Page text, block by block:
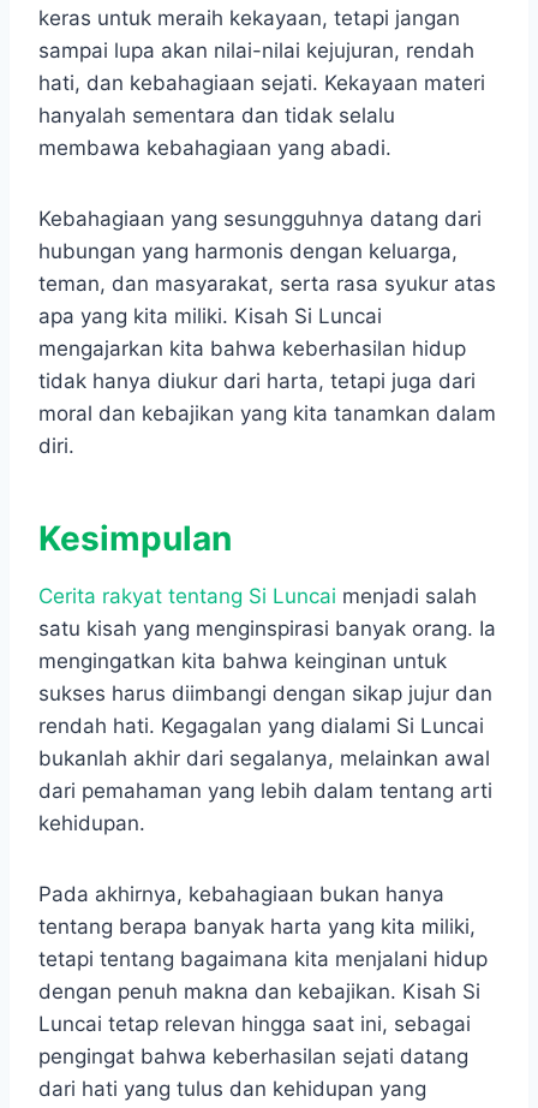
keras untuk meraih kekayaan, tetapi jangan
sampai lupa akan nilai-nilai kejujuran, rendah
hati, dan kebahagiaan sejati. Kekayaan materi
hanyalah sementara dan tidak selalu
membawa kebahagiaan yang abadi.
Kebahagiaan yang sesungguhnya datang dari
hubungan yang harmonis dengan keluarga,
teman, dan masyarakat, serta rasa syukur atas
apa yang kita miliki. Kisah Si Luncai
mengajarkan kita bahwa keberhasilan hidup
tidak hanya diukur dari harta, tetapi juga dari
moral dan kebajikan yang kita tanamkan dalam
diri.
Kesimpulan
Cerita rakyat tentang Si Luncai menjadi salah
satu kisah yang menginspirasi banyak orang. Ia
mengingatkan kita bahwa keinginan untuk
sukses harus diimbangi dengan sikap jujur dan
rendah hati. Kegagalan yang dialami Si Luncai
bukanlah akhir dari segalanya, melainkan awal
dari pemahaman yang lebih dalam tentang arti
kehidupan.
Pada akhirnya, kebahagiaan bukan hanya
tentang berapa banyak harta yang kita miliki,
tetapi tentang bagaimana kita menjalani hidup
dengan penuh makna dan kebajikan. Kisah Si
Luncai tetap relevan hingga saat ini, sebagai
pengingat bahwa keberhasilan sejati datang
dari hati yang tulus dan kehidupan yang